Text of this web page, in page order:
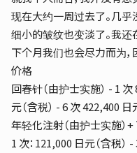
现在大约一周过去了。几乎
细小的皱纹也变淡了。我
下个月我们也会尽力而为
价格
回春针（由护士实施） - 1
元（含税） - 6 次 422,400 日
年轻化注射（由护士实施）+
1 次：121,000 日元（含税）